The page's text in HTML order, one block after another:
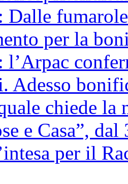
Dalle
per la
l’Arpac
Adesso
chiede
e Casa”,
per il